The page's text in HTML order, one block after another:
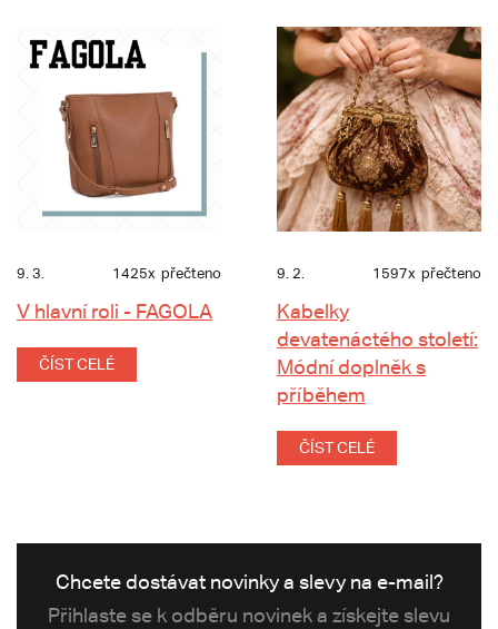
9. 3. 1425x přečteno
V hlavní roli - FAGOLA
ČÍST CELÉ
9. 2. 1597x přečteno
Kabelky
devatenáctého století:
Módní doplněk s
příběhem
ČÍST CELÉ
Chcete dostávat novinky a slevy na e-mail?
Přihlaste se k odběru novinek a získejte slevu